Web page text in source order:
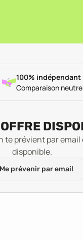
100% indépendant
Comparaison neutre
te prévient par
disponible.
Me prévenir par email